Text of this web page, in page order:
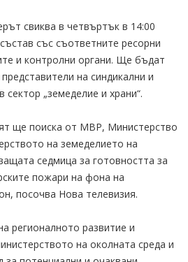
свиква в четвъртък в 14:00
със съответните ресорни
и контролни органи. Ще бъдат
на синдикални и
„земеделие и храни“.
ще поиска от МВР, Министерство
на земеделието на
седмица за готовността за
пожари на фона на
посочва Нова телевизия.
регионалното развитие и
на околната среда и